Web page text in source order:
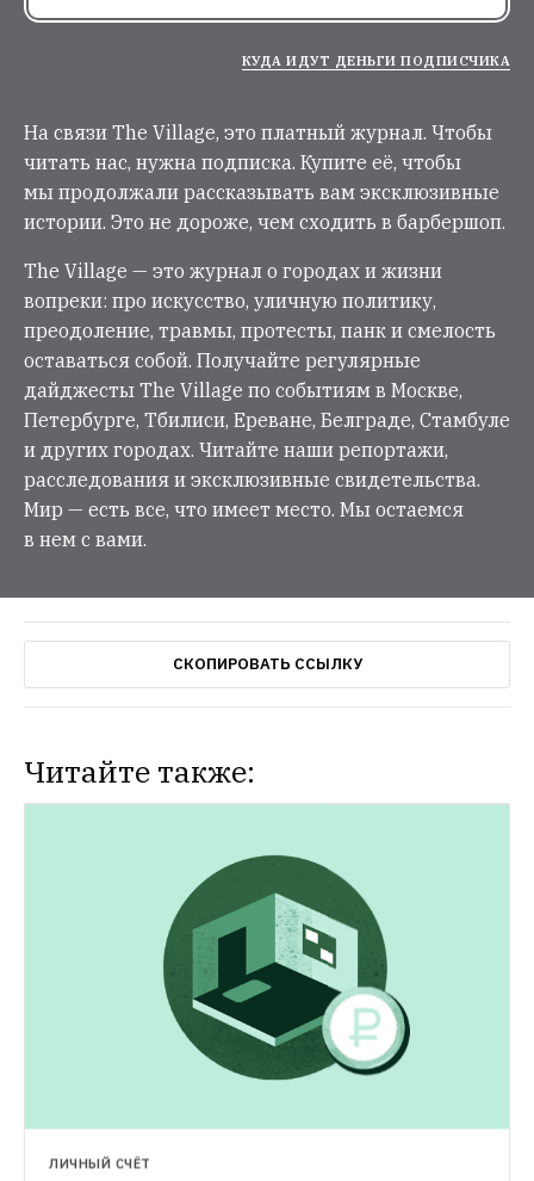
КУДА ИДУТ ДЕНЬГИ ПОДПИСЧИКА
На связи The Village, это платный журнал. Чтобы
читать нас, нужна подписка. Купите её, чтобы
мы продолжали рассказывать вам эксклюзивные
истории. Это не дороже, чем сходить в барбершоп.
The Village — это журнал о городах и жизни
вопреки: про искусство, уличную политику,
преодоление, травмы, протесты, панк и смелость
оставаться собой. Получайте регулярные
дайджесты The Village по событиям в Москве,
Петербурге, Тбилиси, Ереване, Белграде, Стамбуле
и других городах. Читайте наши репортажи,
расследования и эксклюзивные свидетельства.
Мир — есть все, что имеет место. Мы остаемся
в нем с вами.
СКОПИРОВАТЬ ССЫЛКУ
Читайте также:
ЛИЧНЫЙ СЧЁТ